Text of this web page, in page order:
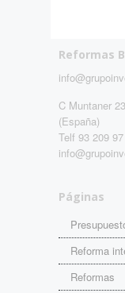
Reformas
C Muntaner
(España)
Telf 93 209
Páginas
Reforma
Reformas